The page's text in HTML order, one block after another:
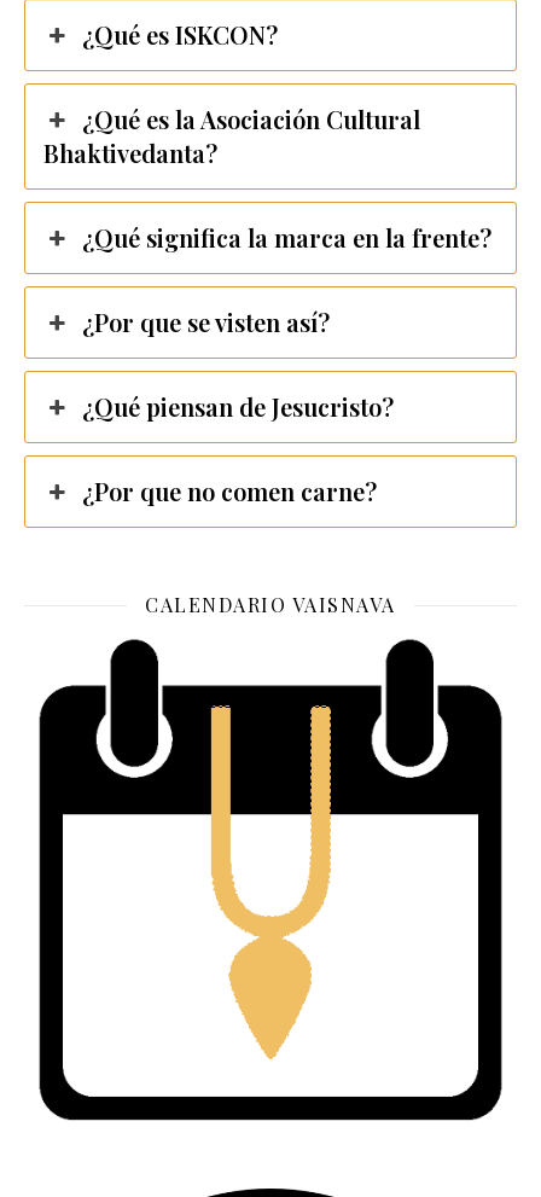
¿Qué es ISKCON?
¿Qué es la Asociación Cultural
Bhaktivedanta?
¿Qué significa la marca en la frente?
¿Por que se visten así?
¿Qué piensan de Jesucristo?
¿Por que no comen carne?
CALENDARIO VAISNAVA